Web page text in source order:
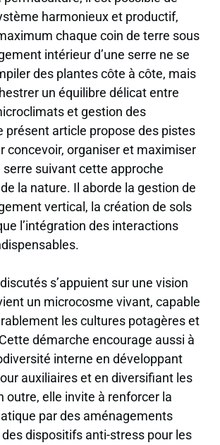
harmonieux et productif,
chaque coin de terre sous
intérieur d’une serre ne se
des plantes côte à côte, mais
un équilibre délicat entre
et gestion des
présent article propose des pistes
concevoir, organiser et maximiser
serre suivant cette approche
la nature. Il aborde la gestion de
vertical, la création de sols
l’intégration des interactions
s’appuient sur une vision
un microcosme vivant, capable
les cultures potagères et
démarche encourage aussi à
interne en développant
auxiliaires et en diversifiant les
outre, elle invite à renforcer la
par des aménagements
dispositifs anti-stress pour les